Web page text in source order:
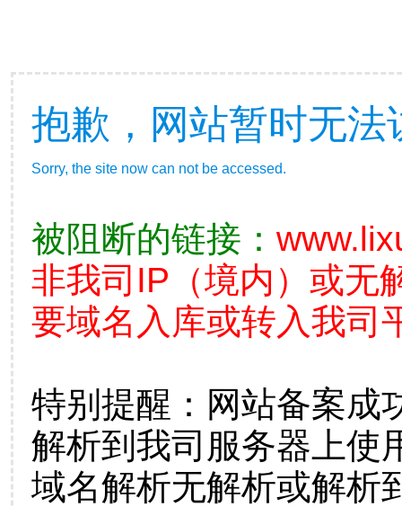
抱歉，网站暂时无法
Sorry, the site now can not be accessed.
被阻断的链接：
非我司IP（境内）或无
要域名入库或转入我司
特别提醒：网站备案成
解析到我司服务器上使
域名解析无解析或解析